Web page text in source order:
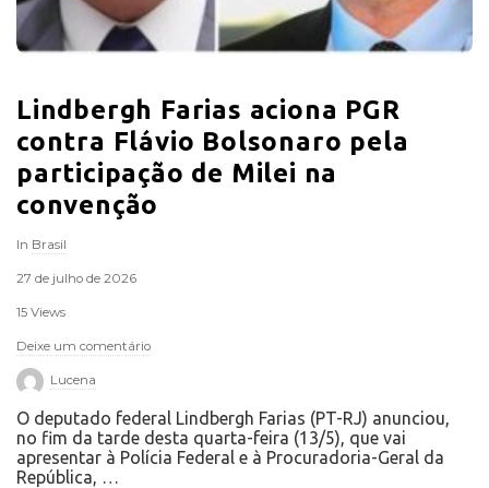
Lindbergh Farias aciona PGR
contra Flávio Bolsonaro pela
participação de Milei na
convenção
In Brasil
27 de julho de 2026
15 Views
Deixe um comentário
Lucena
O deputado federal Lindbergh Farias (PT-RJ) anunciou,
no fim da tarde desta quarta-feira (13/5), que vai
apresentar à Polícia Federal e à Procuradoria-Geral da
República, …